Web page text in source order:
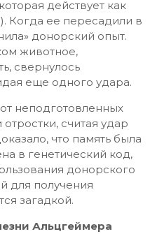
действует как
Когда ее пересадили в
донорский опыт.
животное,
свернулось
еще одного удара.
неподготовленных
считая удар
что память была
в генетический код,
донорского
для получения
загадкой.
Альцгеймера